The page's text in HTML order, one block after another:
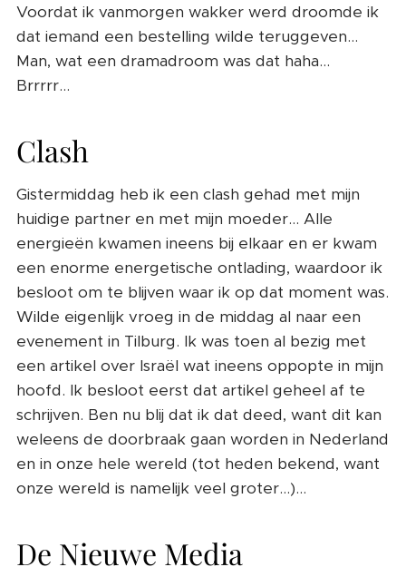
Voordat ik vanmorgen wakker werd droomde ik
dat iemand een bestelling wilde teruggeven...
Man, wat een dramadroom was dat haha...
Brrrrr...
Clash
Gistermiddag heb ik een clash gehad met mijn
huidige partner en met mijn moeder... Alle
energieën kwamen ineens bij elkaar en er kwam
een enorme energetische ontlading, waardoor ik
besloot om te blijven waar ik op dat moment was.
Wilde eigenlijk vroeg in de middag al naar een
evenement in Tilburg. Ik was toen al bezig met
een artikel over Israël wat ineens oppopte in mijn
hoofd. Ik besloot eerst dat artikel geheel af te
schrijven. Ben nu blij dat ik dat deed, want dit kan
weleens de doorbraak gaan worden in Nederland
en in onze hele wereld (tot heden bekend, want
onze wereld is namelijk veel groter...)...
De Nieuwe Media